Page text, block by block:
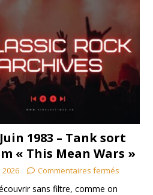
1983 – Tank sort
« This Mean Wars »
2026 Commentaires fermés
sans filtre, comme on